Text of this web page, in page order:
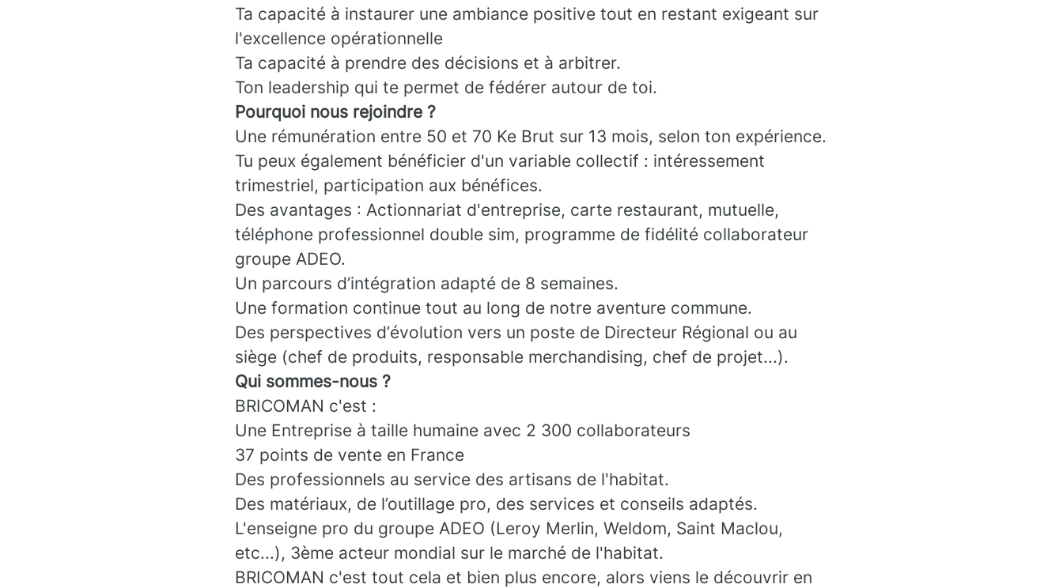
Ta capacité à instaurer une ambiance positive tout en restant exigeant sur
l'excellence opérationnelle
Ta capacité à prendre des décisions et à arbitrer.
Ton leadership qui te permet de fédérer autour de toi.
Pourquoi nous rejoindre ?
Une rémunération entre 50 et 70 Ke Brut sur 13 mois, selon ton expérience.
Tu peux également bénéficier d'un variable collectif : intéressement
trimestriel, participation aux bénéfices.
Des avantages : Actionnariat d'entreprise, carte restaurant, mutuelle,
téléphone professionnel double sim, programme de fidélité collaborateur
groupe ADEO.
Un parcours d’intégration adapté de 8 semaines.
Une formation continue tout au long de notre aventure commune.
Des perspectives d’évolution vers un poste de Directeur Régional ou au
siège (chef de produits, responsable merchandising, chef de projet...).
Qui sommes-nous ?
BRICOMAN c'est :
Une Entreprise à taille humaine avec 2 300 collaborateurs
37 points de vente en France
Des professionnels au service des artisans de l'habitat.
Des matériaux, de l’outillage pro, des services et conseils adaptés.
L'enseigne pro du groupe ADEO (Leroy Merlin, Weldom, Saint Maclou,
etc...), 3ème acteur mondial sur le marché de l'habitat.
BRICOMAN c'est tout cela et bien plus encore, alors viens le découvrir en